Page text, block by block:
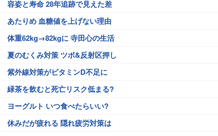
容姿と寿命 28年追跡で見えた差
あたりめ 血糖値を上げない理由
体重62kg→82kgに 寺田心の生活
夏のむくみ対策 ツボ&反射区押し
紫外線対策がビタミンD不足に
緑茶を飲むと死亡リスク低まる?
ヨーグルト いつ食べたらいい?
休みだが疲れる 隠れ疲労対策は